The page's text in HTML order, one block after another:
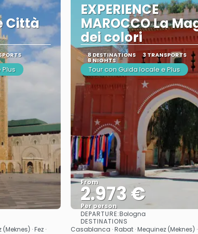
Città
· Fez ·
EXPERIENCE
MAROCCO La
dei colori
8 DESTINATIONS 3 TRANSPORTS
8 NIGHTS
Tour con Guida locale e Plus
From
2.973 €
Per person
See
DEPARTURE:Bologna
DESTINATIONS
Casablanca · Rabat · Mequinez (Meknes) ·